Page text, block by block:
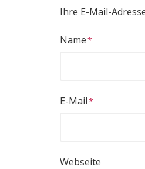
Ihre E-Mail-
Name
E-Mail
Webseite